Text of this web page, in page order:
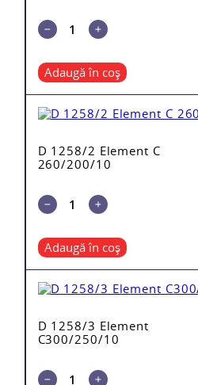
Adaugă în coș
D 1258/2 Element C
260/200/10
Adaugă în coș
D 1258/3 Element
C300/250/10